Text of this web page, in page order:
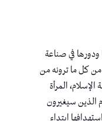
ودورها في صناعة
من كل ما ترونه من
المرأة
الذين سيغيرون
ابتداء